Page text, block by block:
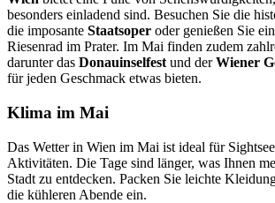
besonders einladend sind. Besuchen Sie die
die imposante Staatsoper oder genießen Sie
Riesenrad im Prater. Im Mai finden zudem
darunter das Donauinselfest und derWiener
für jeden Geschmack etwas bieten.
Klima im Mai
Das Wetter in Wien im Mai ist ideal für
Aktivitäten. Die Tage sind länger, was Ihnen
Stadt zu entdecken. Packen Sie leichte
die kühleren Abende ein.